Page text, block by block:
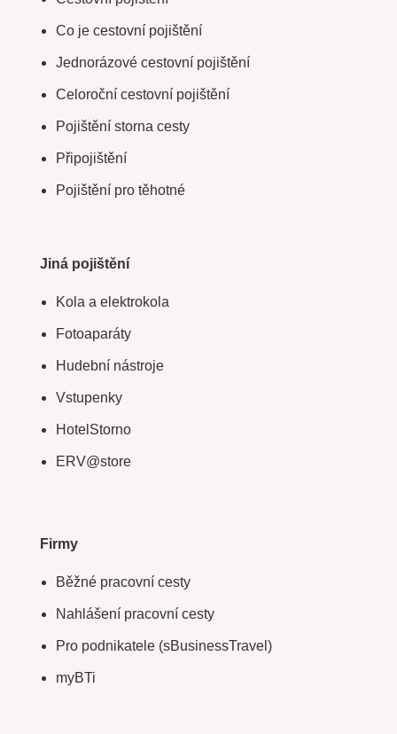
Co je cestovní pojištění
Jednorázové cestovní pojištění
Celoroční cestovní pojištění
Pojištění storna cesty
Připojištění
Pojištění pro těhotné
Jiná pojištění
Kola a elektrokola
Fotoaparáty
Hudební nástroje
Vstupenky
HotelStorno
ERV@store
Firmy
Běžné pracovní cesty
Nahlášení pracovní cesty
Pro podnikatele (sBusinessTravel)
myBTi